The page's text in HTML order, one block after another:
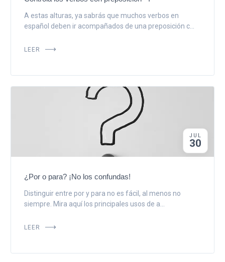
A estas alturas, ya sabrás que muchos verbos en
español deben ir acompañados de una preposición c...
LEER
JUL
30
¿Por o para? ¡No los confundas!
Distinguir entre por y para no es fácil, al menos no
siempre. Mira aquí los principales usos de a...
LEER